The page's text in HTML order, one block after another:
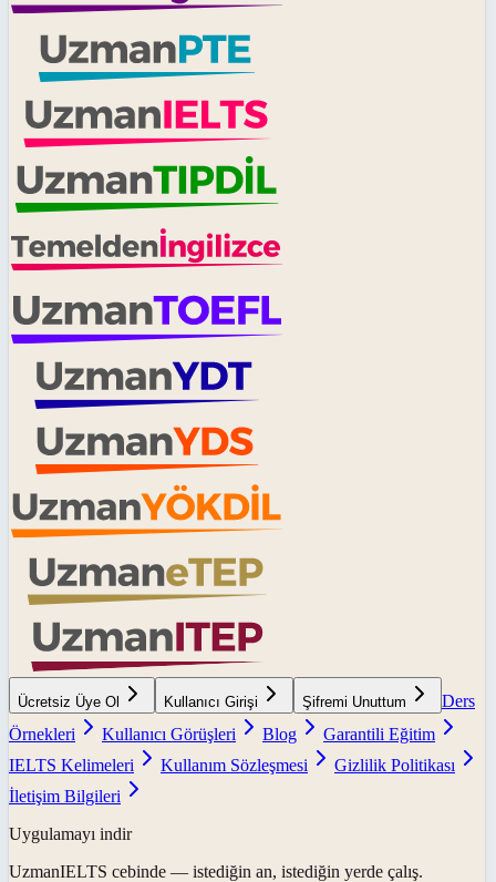
Ücretsiz Üye Ol Kullanıcı Girişi Şifremi Unuttum
Ders
Örnekleri
Kullanıcı Görüşleri Blog
Garantili Eğitim
IELTS Kelimeleri
Kullanım Sözleşmesi
Gizlilik Politikası
İletişim Bilgileri
Uygulamayı indir
UzmanIELTS cebinde — istediğin an, istediğin yerde çalış.